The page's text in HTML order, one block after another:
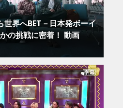
世界へBET－日本発ボーイ
かの挑戦に密着！ 動画